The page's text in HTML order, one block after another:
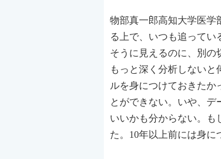
物部真一郎高知大学医学
る上で、いつも追ってい
そうに見えるのに、別の
もっと深く分析しない
ルを身につけておきたか
とができない。いや、デ
いいかも分からない。
た。10年以上前には身に